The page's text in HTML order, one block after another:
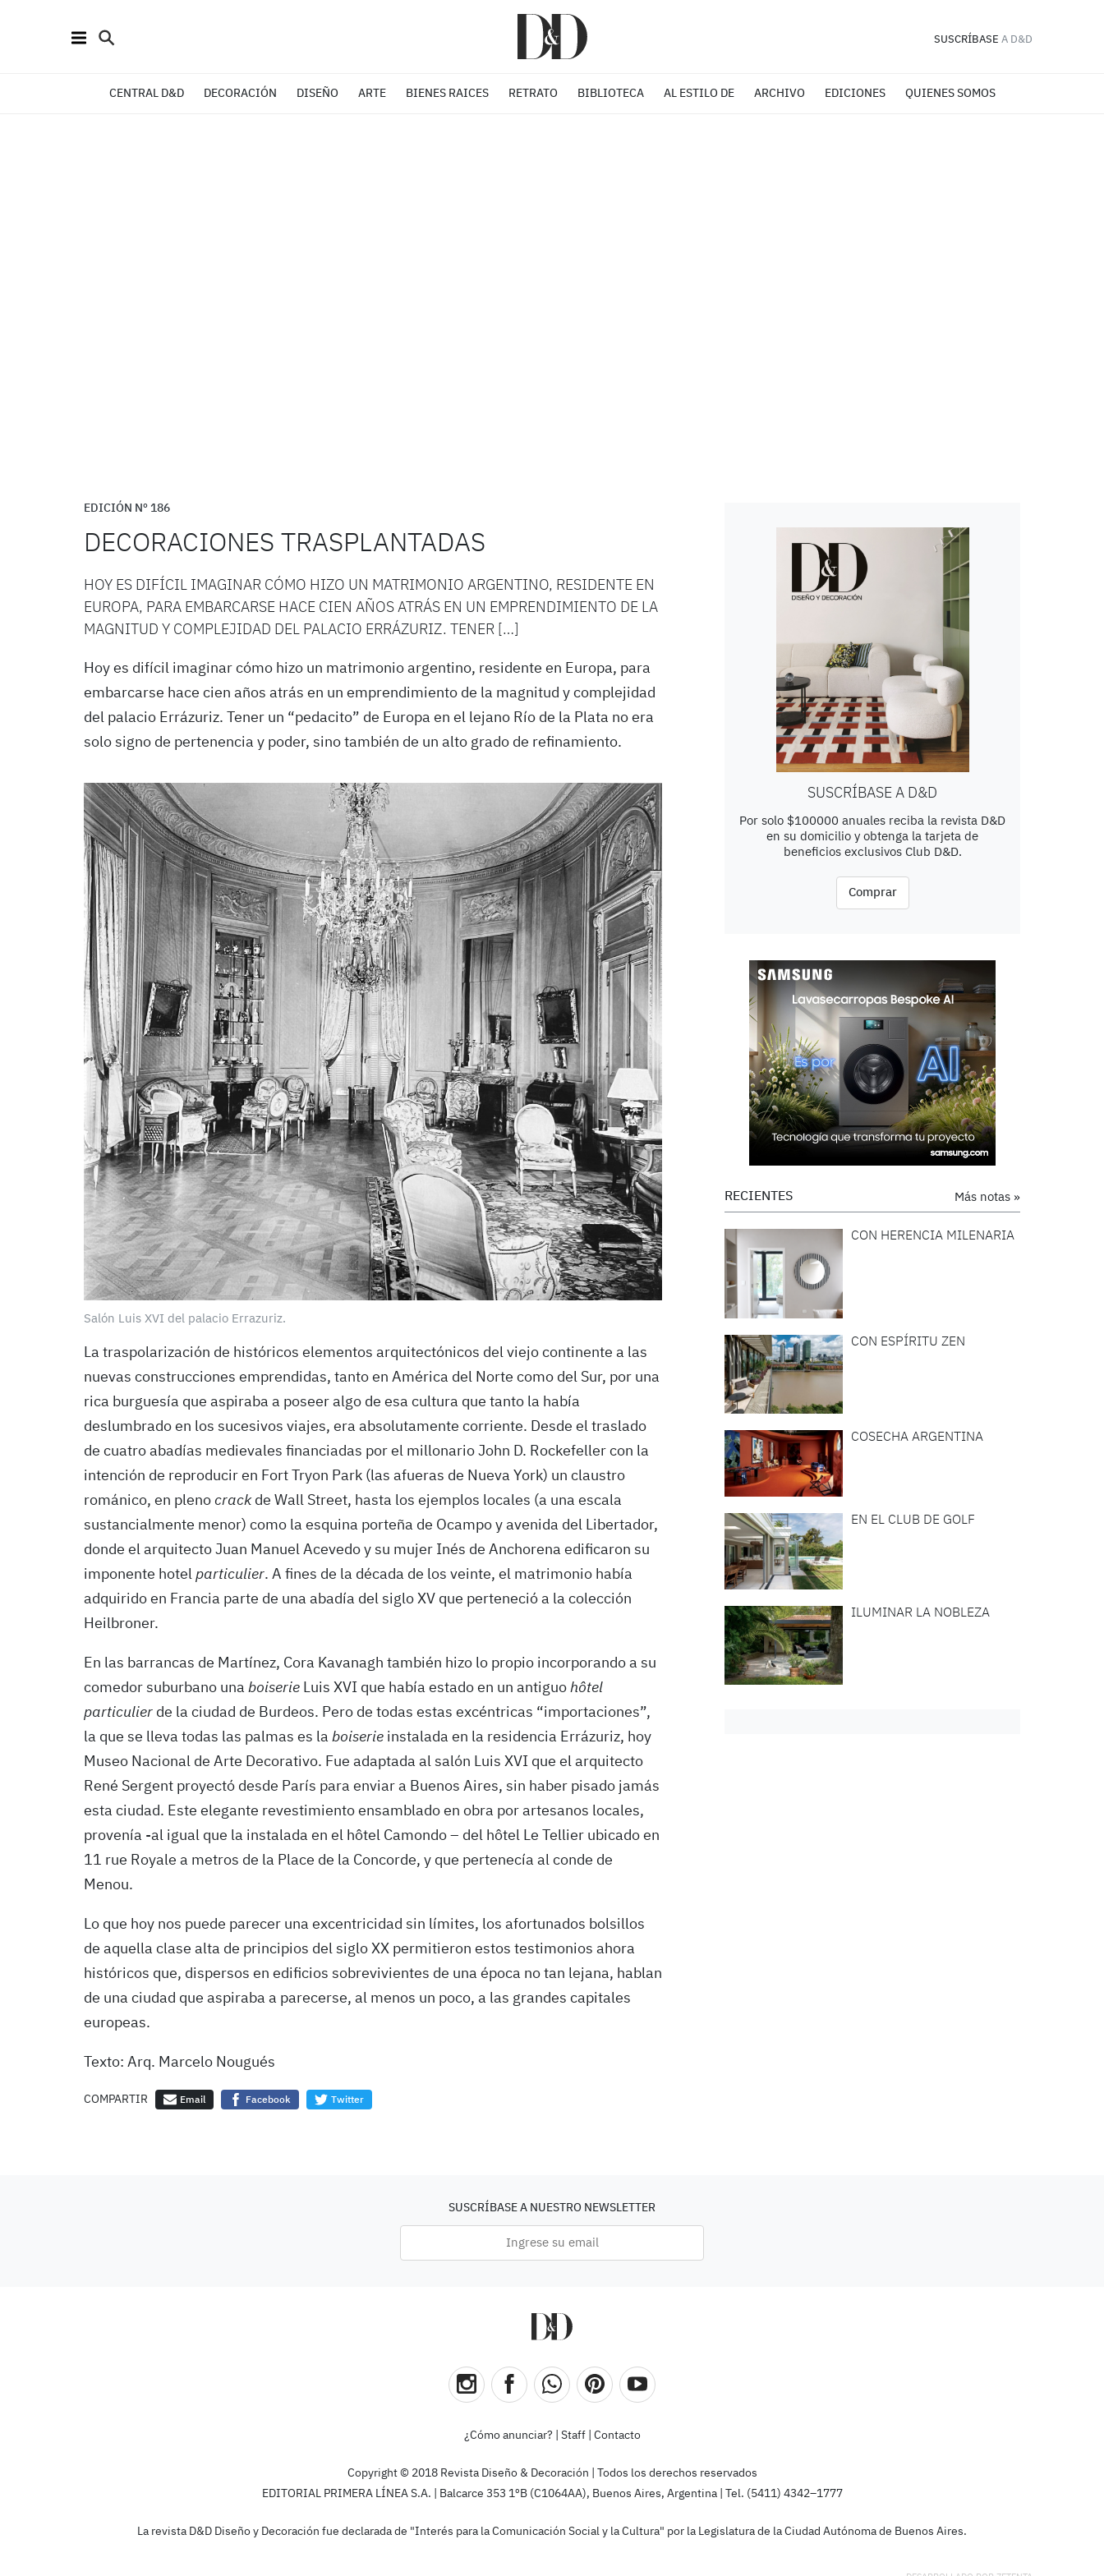
SUSCRÍBASE A D&D
CENTRAL D&D DECORACIÓN DISEÑO ARTE BIENES RAICES RETRATO BIBLIOTECA AL ESTILO DE ARCHIVO EDICIONES QUIENES SOMOS
EDICIÓN Nº 186
DECORACIONES TRASPLANTADAS
HOY ES DIFÍCIL IMAGINAR CÓMO HIZO UN MATRIMONIO ARGENTINO, RESIDENTE EN
EUROPA, PARA EMBARCARSE HACE CIEN AÑOS ATRÁS EN UN EMPRENDIMIENTO DE LA
MAGNITUD Y COMPLEJIDAD DEL PALACIO ERRÁZURIZ. TENER […]
Hoy es difícil imaginar cómo hizo un matrimonio argentino, residente en Europa, para
embarcarse hace cien años atrás en un emprendimiento de la magnitud y complejidad
del palacio Errázuriz. Tener un “pedacito” de Europa en el lejano Río de la Plata no era
solo signo de pertenencia y poder, sino también de un alto grado de refinamiento.
Salón Luis XVI del palacio Errazuriz.
La traspolarización de históricos elementos arquitectónicos del viejo continente a las
nuevas construcciones emprendidas, tanto en América del Norte como del Sur, por una
rica burguesía que aspiraba a poseer algo de esa cultura que tanto la había
deslumbrado en los sucesivos viajes, era absolutamente corriente. Desde el traslado
de cuatro abadías medievales financiadas por el millonario John D. Rockefeller con la
intención de reproducir en Fort Tryon Park (las afueras de Nueva York) un claustro
románico, en pleno crackde Wall Street, hasta los ejemplos locales (a una escala
sustancialmente menor) como la esquina porteña de Ocampo y avenida del Libertador,
donde el arquitecto Juan Manuel Acevedo y su mujer Inés de Anchorena edificaron su
imponente hotel particulier. A fines de la década de los veinte, el matrimonio había
adquirido en Francia parte de una abadía del siglo XV que perteneció a la colección
Heilbroner.
En las barrancas de Martínez, Cora Kavanagh también hizo lo propio incorporando a su
comedor suburbano una boiserie Luis XVI que había estado en un antiguo hôtel
particulier de la ciudad de Burdeos. Pero de todas estas excéntricas “importaciones”,
la que se lleva todas las palmas es la boiserie instalada en la residencia Errázuriz, hoy
Museo Nacional de Arte Decorativo. Fue adaptada al salón Luis XVI que el arquitecto
René Sergent proyectó desde París para enviar a Buenos Aires, sin haber pisado jamás
esta ciudad. Este elegante revestimiento ensamblado en obra por artesanos locales,
provenía -al igual que la instalada en el hôtel Camondo – del hôtel Le Tellier ubicado en
11 rue Royale a metros de la Place de la Concorde, y que pertenecía al conde de
Menou.
Lo que hoy nos puede parecer una excentricidad sin límites, los afortunados bolsillos
de aquella clase alta de principios del siglo XX permitieron estos testimonios ahora
históricos que, dispersos en edificios sobrevivientes de una época no tan lejana, hablan
de una ciudad que aspiraba a parecerse, al menos un poco, a las grandes capitales
europeas.
Texto: Arq. Marcelo Nougués
COMPARTIR Email Facebook Twitter
SUSCRÍBASE A D&D
Por solo $100000 anuales reciba la revista D&D
en su domicilio y obtenga la tarjeta de
beneficios exclusivos Club D&D.
Comprar
Más notas »
RECIENTES
CON HERENCIA MILENARIA
CON ESPÍRITU ZEN
COSECHA ARGENTINA
EN EL CLUB DE GOLF
ILUMINAR LA NOBLEZA
SUSCRÍBASE A NUESTRO NEWSLETTER
¿Cómo anunciar? Staff| Contacto
Copyright © 2018 Revista Diseño & Decoración | Todos los derechos reservados
EDITORIAL PRIMERA LÍNEA S.A. | Balcarce 353 1ºB (C1064AA), Buenos Aires, Argentina | Tel. (5411) 4342–1777
La revista D&D Diseño y Decoración fue declarada de "Interés para la Comunicación Social y la Cultura" por la Legislatura de la Ciudad Autónoma de Buenos Aires.